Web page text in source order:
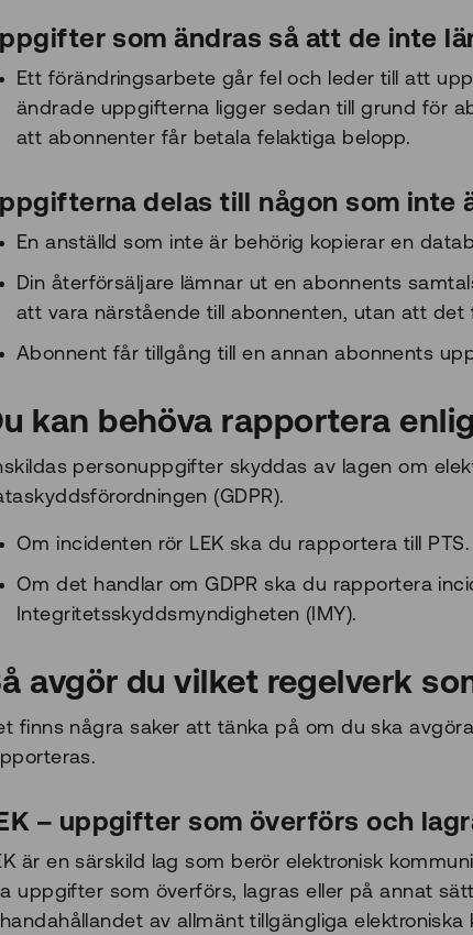
som ändras så att de inte
Ett förändringsarbete går fel och leder till att
ändrade uppgifterna ligger sedan till grund för
att abonnenter får betala felaktiga belopp.
delas till någon som inte
En anställd som inte är behörig kopierar en
Din återförsäljare lämnar ut en abonnents
att vara närstående till abonnenten, utan att det
Abonnent får tillgång till en annan abonnents
kan behöva rapportera
personuppgifter skyddas av lagen om
(GDPR).
Om incidenten rör LEK ska du rapportera till PTS.
Om det handlar om GDPR ska du rapportera
Integritetsskyddsmyndigheten (IMY).
avgör du vilket regelverk
finns några saker att tänka på om du ska
– uppgifter som överförs och
är en särskild lag som berör elektronisk
uppgifter som överförs, lagras eller på annat
av allmänt tillgängliga elektroniska